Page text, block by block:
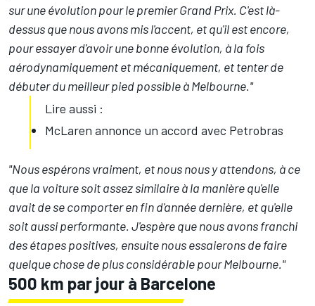
sur une évolution pour le premier Grand Prix. C'est là-
dessus que nous avons mis l'accent, et qu'il est encore,
pour essayer d'avoir une bonne évolution, à la fois
aérodynamiquement et mécaniquement, et tenter de
débuter du meilleur pied possible à Melbourne."
Lire aussi :
McLaren annonce un accord avec Petrobras
"Nous espérons vraiment, et nous nous y attendons, à ce
que la voiture soit assez similaire à la manière qu'elle
avait de se comporter en fin d'année dernière, et qu'elle
soit aussi performante. J'espère que nous avons franchi
des étapes positives, ensuite nous essaierons de faire
quelque chose de plus considérable pour Melbourne."
500 km par jour à Barcelone